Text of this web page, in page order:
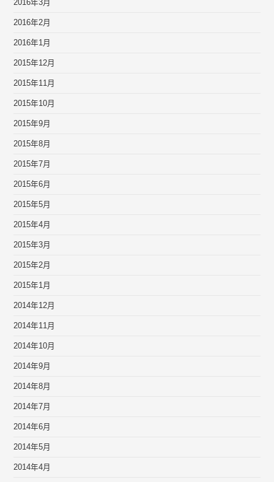
2016年3月
2016年2月
2016年1月
2015年12月
2015年11月
2015年10月
2015年9月
2015年8月
2015年7月
2015年6月
2015年5月
2015年4月
2015年3月
2015年2月
2015年1月
2014年12月
2014年11月
2014年10月
2014年9月
2014年8月
2014年7月
2014年6月
2014年5月
2014年4月